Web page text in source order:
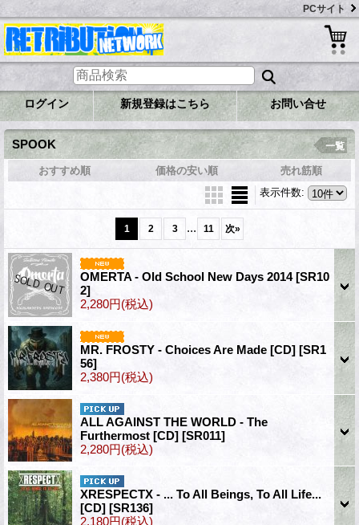
PCサイト
ログイン 新規登録はこちら お問い合せ
SPOOK 一覧
おすすめ順 価格の安い順
売れ筋順
表示件数:
1 2 3 ... 11 次»
OMERTA - Old School New Days 2014[SR10
2]
2,280円(税込)
MR. FROSTY - Choices Are Made [CD] [SR1
56]
2,380円(税込)
ALL AGAINST THE WORLD - The
Furthermost [CD] [SR011]
2,280円(税込)
XRESPECTX - ... To All Beings, To All Life...
[CD] [SR136]
2,180円(税込)